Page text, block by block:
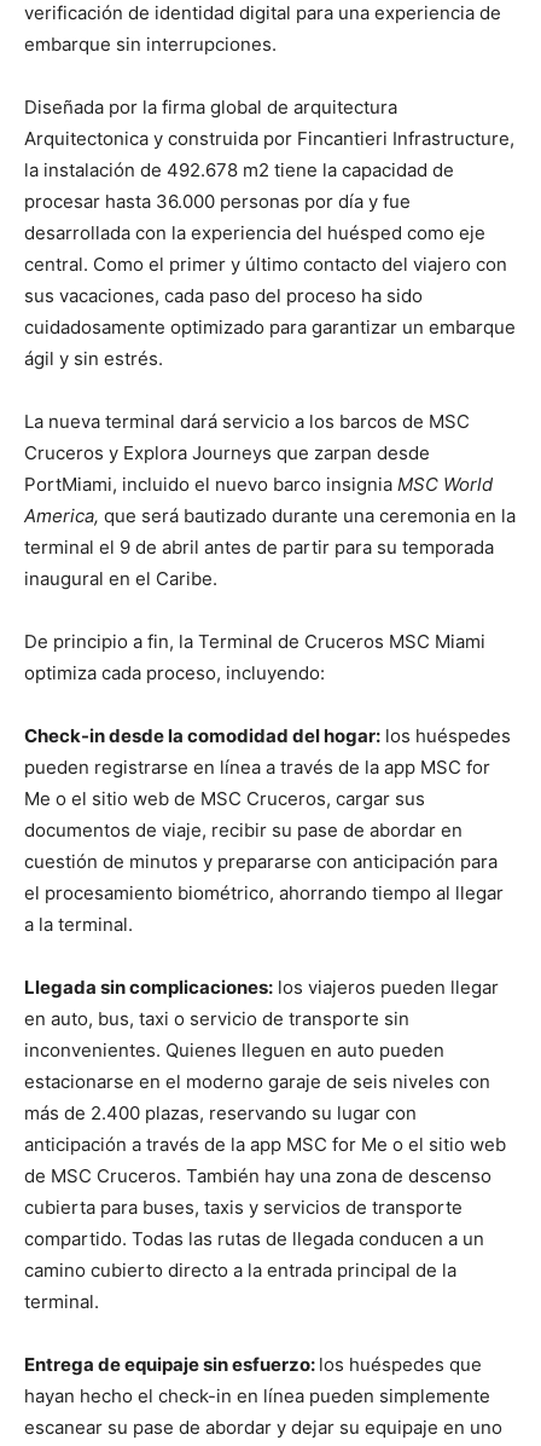
verificación de identidad digital para una experiencia de
embarque sin interrupciones.
Diseñada por la firma global de arquitectura
Arquitectonica y construida por Fincantieri Infrastructure,
la instalación de 492.678 m2 tiene la capacidad de
procesar hasta 36.000 personas por día y fue
desarrollada con la experiencia del huésped como eje
central. Como el primer y último contacto del viajero con
sus vacaciones, cada paso del proceso ha sido
cuidadosamente optimizado para garantizar un embarque
ágil y sin estrés.
La nueva terminal dará servicio a los barcos de MSC
Cruceros y Explora Journeys que zarpan desde
PortMiami, incluido el nuevo barco insignia MSC World
America, que será bautizado durante una ceremonia en la
terminal el 9 de abril antes de partir para su temporada
inaugural en el Caribe.
De principio a fin, la Terminal de Cruceros MSC Miami
optimiza cada proceso, incluyendo:
Check-in desde la comodidad del hogar: los huéspedes
pueden registrarse en línea a través de la app MSC for
Me o el sitio web de MSC Cruceros, cargar sus
documentos de viaje, recibir su pase de abordar en
cuestión de minutos y prepararse con anticipación para
el procesamiento biométrico, ahorrando tiempo al llegar
a la terminal.
Llegada sin complicaciones: los viajeros pueden llegar
en auto, bus, taxi o servicio de transporte sin
inconvenientes. Quienes lleguen en auto pueden
estacionarse en el moderno garaje de seis niveles con
más de 2.400 plazas, reservando su lugar con
anticipación a través de la app MSC for Me o el sitio web
de MSC Cruceros. También hay una zona de descenso
cubierta para buses, taxis y servicios de transporte
compartido. Todas las rutas de llegada conducen a un
camino cubierto directo a la entrada principal de la
terminal.
Entrega de equipaje sin esfuerzo: los huéspedes que
hayan hecho el check-in en línea pueden simplemente
escanear su pase de abordar y dejar su equipaje en uno